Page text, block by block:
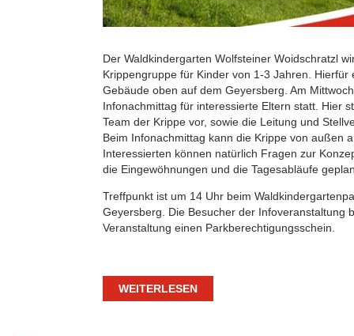
Der Waldkindergarten Wolfsteiner Woidschratzl
Krippengruppe für Kinder von 1-3 Jahren. Hierfür
Gebäude oben auf dem Geyersberg. Am
Infonachmittag für interessierte Eltern statt. Hier
Team der Krippe vor, sowie die Leitung und
Beim Infonachmittag kann die Krippe von außen
Interessierten können natürlich Fragen zur
die Eingewöhnungen und die Tagesabläufe
Treffpunkt ist um 14 Uhr beim
Geyersberg. Die Besucher der Infoveranstaltung
Veranstaltung einen Parkberechtigungsschein.
WEITERLESEN